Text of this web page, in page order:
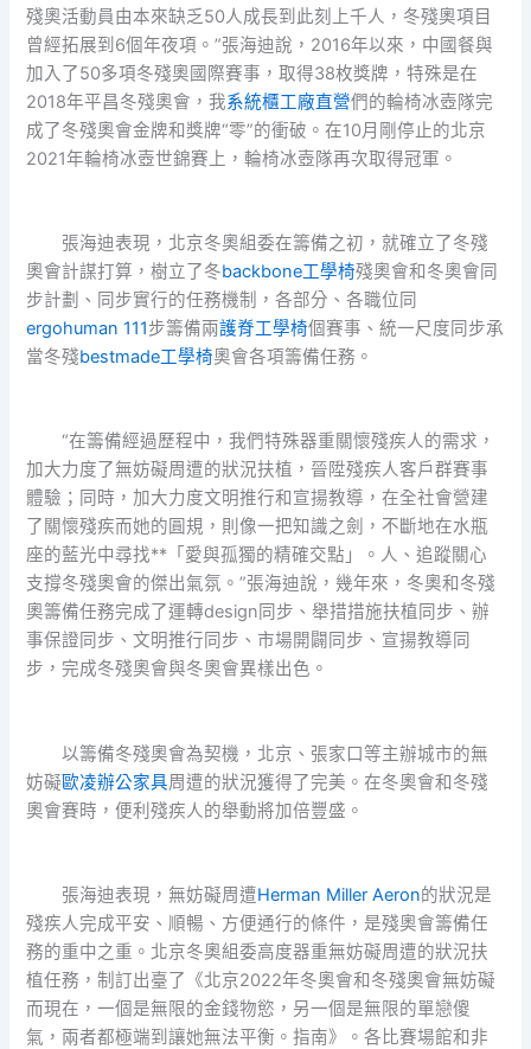
殘奧活動員由本來缺乏50人成長到此刻上千人，冬殘奧項目
曾經拓展到6個年夜項。”張海迪說，2016年以來，中國餐與
加入了50多項冬殘奧國際賽事，取得38枚獎牌，特殊是在
2018年平昌冬殘奧會，我系統櫃工廠直營們的輪椅冰壺隊完
成了冬殘奧會金牌和獎牌“零”的衝破。在10月剛停止的北京
2021年輪椅冰壺世錦賽上，輪椅冰壺隊再次取得冠軍。
張海迪表現，北京冬奧組委在籌備之初，就確立了冬殘
奧會計謀打算，樹立了冬backbone工學椅殘奧會和冬奧會同
步計劃、同步實行的任務機制，各部分、各職位同
ergohuman 111步籌備兩護脊工學椅個賽事、統一尺度同步承
當冬殘bestmade工學椅奧會各項籌備任務。
“在籌備經過歷程中，我們特殊器重關懷殘疾人的需求，
加大力度了無妨礙周遭的狀況扶植，晉陞殘疾人客戶群賽事
體驗；同時，加大力度文明推行和宣揚教導，在全社會營建
了關懷殘疾而她的圓規，則像一把知識之劍，不斷地在水瓶
座的藍光中尋找**「愛與孤獨的精確交點」。人、追蹤關心
支撐冬殘奧會的傑出氣氛。”張海迪說，幾年來，冬奧和冬殘
奧籌備任務完成了運轉design同步、舉措措施扶植同步、辦
事保證同步、文明推行同步、市場開闢同步、宣揚教導同
步，完成冬殘奧會與冬奧會異樣出色。
以籌備冬殘奧會為契機，北京、張家口等主辦城市的無
妨礙歐凌辦公家具周遭的狀況獲得了完美。在冬奧會和冬殘
奧會賽時，便利殘疾人的舉動將加倍豐盛。
張海迪表現，無妨礙周遭Herman Miller Aeron的狀況是
殘疾人完成平安、順暢、方便通行的條件，是殘奧會籌備任
務的重中之重。北京冬奧組委高度器重無妨礙周遭的狀況扶
植任務，制訂出臺了《北京2022年冬奧會和冬殘奧會無妨礙
而現在，一個是無限的金錢物慾，另一個是無限的單戀傻
氣，兩者都極端到讓她無法平衡。指南》。各比賽場館和非